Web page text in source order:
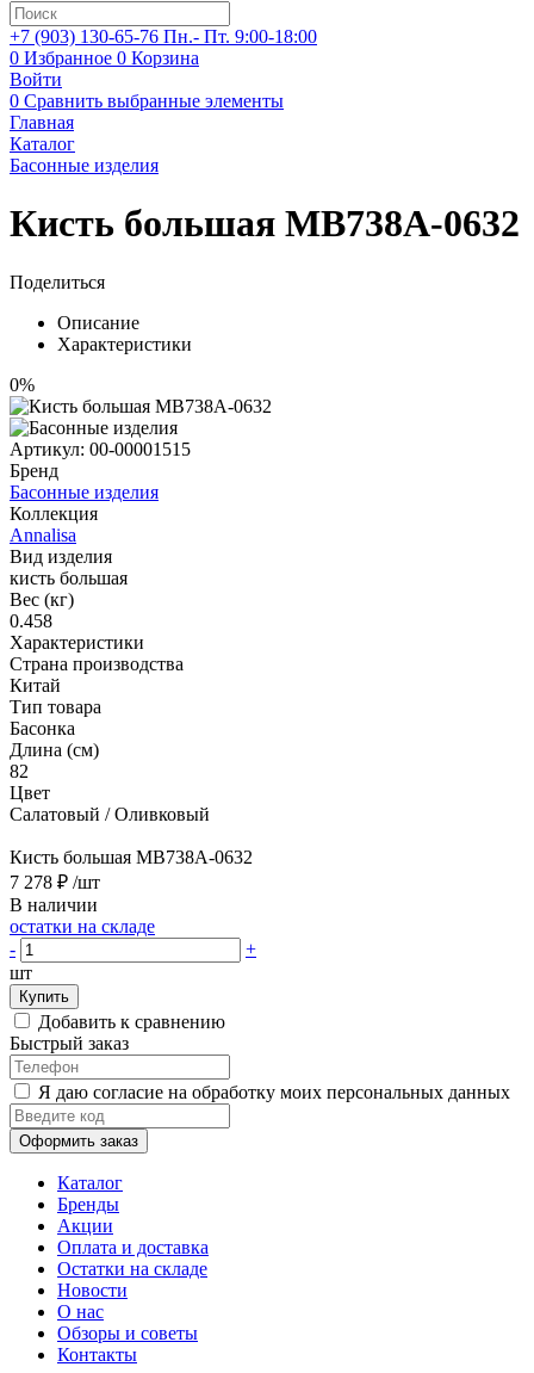
+7 (903) 130-65-76 Пн.- Пт. 9:00-18:00
0 Избранное 0 Корзина
Войти
0 Сравнить выбранные элементы
Главная
Каталог
Басонные изделия
Кисть большая MB738A-0632
Поделиться
Описание
Характеристики
0%
Артикул: 00-00001515
Бренд
Басонные изделия
Коллекция
Annalisa
Вид изделия
кисть большая
Вес (кг)
0.458
Характеристики
Страна производства
Китай
Тип товара
Басонка
Длина (см)
82
Цвет
Салатовый / Оливковый
Кисть большая MB738A-0632
7 278 ₽ /шт
В наличии
остатки на складе
-
+
шт
Купить
Добавить к сравнению
Быстрый заказ
Я даю согласие на обработку моих персональных данных
Оформить заказ
Каталог
Бренды
Акции
Оплата и доставка
Остатки на складе
Новости
О нас
Обзоры и советы
Контакты